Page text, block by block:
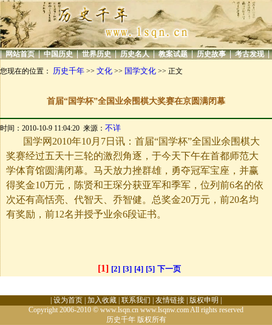
| 网站首页 | 中国历史 | 世界历史 | 历史名人 | 教案试题 | 历史故事 | 考古发现 |
您现在的位置： 历史千年 >> 文化 >> 国学文化 >> 正文
首届“国学杯”全国业余围棋大奖赛在京圆满闭幕
时间：2010-10-9 11:04:20 来源： 不详
国学网 2010年10月 7日 讯：首届“国学杯”全国业余围棋大
奖赛经过五天十三轮的激烈角逐，于今天下午在首都师范大
学体育馆圆满闭幕。马天放力挫群雄，勇夺冠军宝座，并赢
得奖金10万元，陈贤和王琛分获亚军和季军，位列前6名的依
次还有高恬亮、代智天、乔智健。总奖金20万元，前20名均
有奖励，前12名并授予业余6段证书。
[1] [2] [3] [4] [5] 下一页
设为首页 加入收藏 联系我们 友情链接 版权申明
Copyright 2006-2010 © www.lsqn.cn www.lsqnw.com All rights reserved
历史千年版权所有